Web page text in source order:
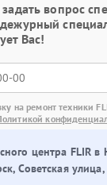
вопрос
Вас!
на ремонт техники
центра FLIR в
Советская